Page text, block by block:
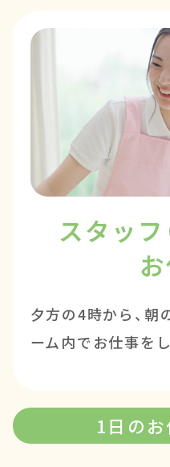
スタッフ
夕方の4時から、朝
ーム内でお仕事をし
1日の